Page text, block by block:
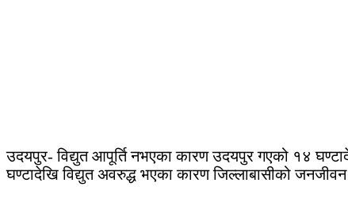
उदयपुर- विद्युत आपूर्ति नभएका कारण उदयपुर गएको १४
घण्टादेखि विद्युत अवरुद्ध भएका कारण जिल्लाबासीको